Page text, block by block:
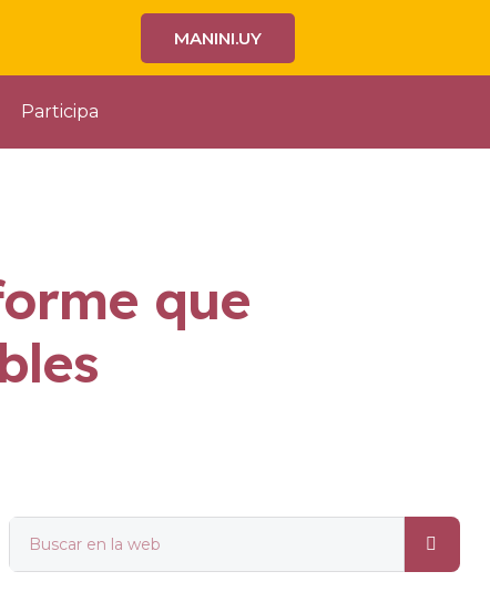
MANINI.UY
Participa
que